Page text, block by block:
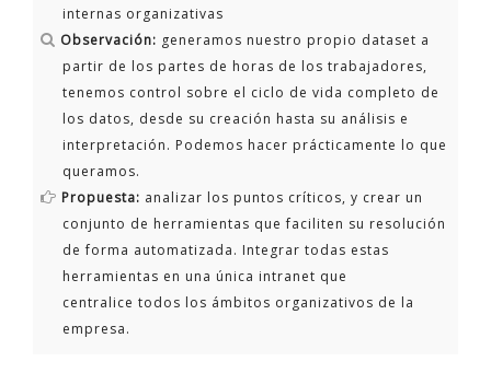
internas organizativas
Observación: generamos nuestro propio dataset a
partir de los partes de horas de los trabajadores,
tenemos control sobre el ciclo de vida completo de
los datos, desde su creación hasta su análisis e
interpretación. Podemos hacer prácticamente lo que
queramos.
Propuesta: analizar los puntos críticos, y crear un
conjunto de herramientas que faciliten su resolución
de forma automatizada. Integrar todas estas
herramientas en una única intranet que
centralice todos los ámbitos organizativos de la
empresa.